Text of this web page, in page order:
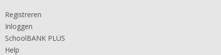
Registreren
Inloggen
SchoolBANK PLUS
Help